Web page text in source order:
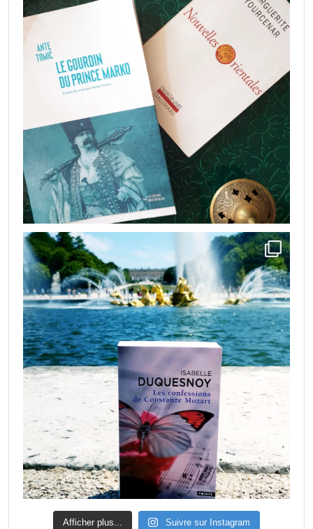
Afficher plus... Suivre sur Instagram